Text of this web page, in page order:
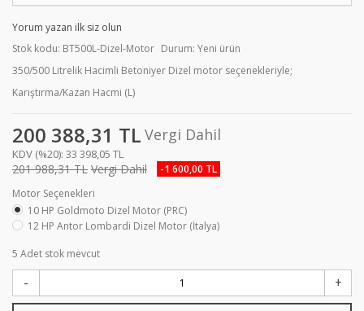
Yorum yazan ilk siz olun
Stok kodu: BT500L-Dizel-Motor Durum: Yeni ürün
350/500 Litrelik Hacimli Betoniyer Dizel motor seçenekleriyle;
Karıştırma/Kazan Hacmi (L)
200 388,31 TL Vergi Dahil
KDV (%20): 33 398,05 TL
201 988,31 TL Vergi Dahil
-1 600,00 TL
Motor Seçenekleri
10 HP Goldmoto Dizel Motor (PRC)
12 HP Antor Lombardi Dizel Motor (İtalya)
5 Adet stok mevcut
- +